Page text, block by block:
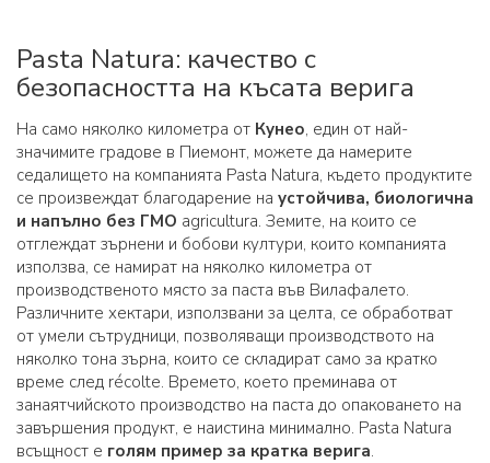
Pasta Natura: качество с
безопасността на късата верига
На само няколко километра от Кунео, един от най-
значимите градове в Пиемонт, можете да намерите
седалището на компанията Pasta Natura, където продуктите
се произвеждат благодарение на устойчива, биологична
и напълно без ГМО agricultura. Земите, на които се
отглеждат зърнени и бобови култури, които компанията
използва, се намират на няколко километра от
производственото място за паста във Вилафалето.
Различните хектари, използвани за целта, се обработват
от умели сътрудници, позволяващи производството на
няколко тона зърна, които се складират само за кратко
време след récolte. Времето, което преминава от
занаятчийското производство на паста до опаковането на
завършения продукт, е наистина минимално. Pasta Natura
всъщност е голям пример за кратка верига.